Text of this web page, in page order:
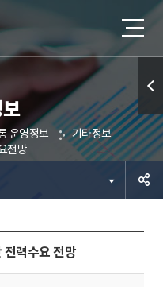
운영정보
기타정보
전망
력수요 전망
퀵메
뉴 열
기